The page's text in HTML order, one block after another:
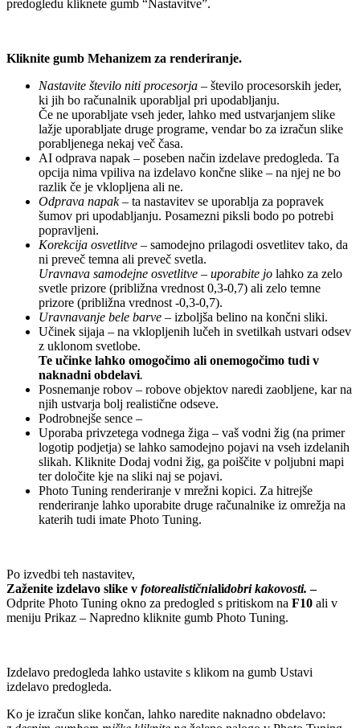
predogledu kliknete gumb “Nastavitve”.
Kliknite gumb Mehanizem za renderiranje.
Nastavite število niti procesorja – število procesorskih jeder,
ki jih bo računalnik uporabljal pri upodabljanju.
Če ne uporabljate vseh jeder, lahko med ustvarjanjem slike
lažje uporabljate druge programe, vendar bo za izračun slike
porabljenega nekaj več časa.
AI odprava napak – poseben način izdelave predogleda. Ta
opcija nima vpiliva na izdelavo končne slike – na njej ne bo
razlik če je vklopljena ali ne.
Odprava napak– ta nastavitev se uporablja za popravek
šumov pri upodabljanju. Posamezni piksli bodo po potrebi
popravljeni.
Korekcija osvetlitve – samodejno prilagodi osvetlitev tako, da
ni preveč temna ali preveč svetla.
Uravnava samodejne osvetlitve – uporabite jo lahko za zelo
svetle prizore (približna vrednost 0,3-0,7) ali zelo temne
prizore (približna vrednost -0,3-0,7).
Uravnavanje bele barve – izboljša belino na končni sliki.
Učinek sijaja – na vklopljenih lučeh in svetilkah ustvari odsev
z uklonom svetlobe.
Te učinke lahko omogočimo ali onemogočimo tudi v
naknadni obdelavi.
Posnemanje robov – robove objektov naredi zaobljene, kar na
njih ustvarja bolj realistične odseve.
Podrobnejše sence –
Uporaba privzetega vodnega žiga – vaš vodni žig (na primer
logotip podjetja) se lahko samodejno pojavi na vseh izdelanih
slikah. Kliknite Dodaj vodni žig, ga poiščite v poljubni mapi
ter določite kje na sliki naj se pojavi.
Photo Tuning renderiranje v mrežni kopici. Za hitrejše
renderiranje lahko uporabite druge računalnike iz omrežja na
katerih tudi imate Photo Tuning.
Po izvedbi teh nastavitev,
Zaženite izdelavo slike v fotorealističnialidobri kakovosti. –
Odprite Photo Tuning okno za predogled s pritiskom na F10 ali v
meniju Prikaz – Napredno kliknite gumb Photo Tuning.
Izdelavo predogleda lahko ustavite s klikom na gumb Ustavi
izdelavo predogleda.
Ko je izračun slike končan, lahko naredite naknadno obdelavo: